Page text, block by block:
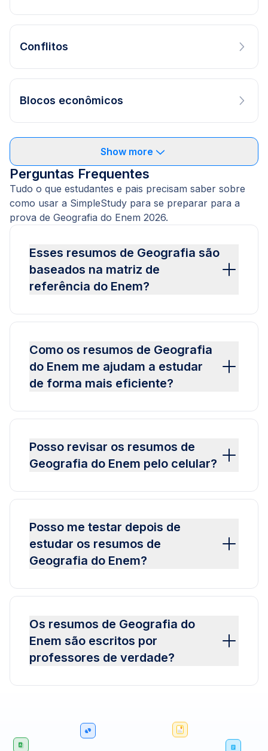
Conflitos
Blocos econômicos
Show more
Perguntas Frequentes
Tudo o que estudantes e pais precisam saber sobre
como usar a SimpleStudy para se preparar para a
prova de Geografia do Enem 2026.
Esses resumos de Geografia são
baseados na matriz de
referência do Enem?
Como os resumos de Geografia
do Enem me ajudam a estudar
de forma mais eficiente?
Posso revisar os resumos de
Geografia do Enem pelo celular?
Posso me testar depois de
estudar os resumos de
Geografia do Enem?
Os resumos de Geografia do
Enem são escritos por
professores de verdade?